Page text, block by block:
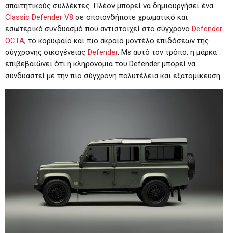
απαιτητικούς συλλέκτες. Πλέον μπορεί να δημιουργήσει ένα
Classic Defender V8 σε οποιονδήποτε χρωματικό και
εσωτερικό συνδυασμό που αντιστοιχεί στο σύγχρονο Defender
OCTA, το κορυφαίο και πιο ακραίο μοντέλο επιδόσεων της
σύγχρονης οικογένειας Defender. Με αυτό τον τρόπο, η μάρκα
επιβεβαιώνει ότι η κληρονομιά του Defender μπορεί να
συνδυαστεί με την πιο σύγχρονη πολυτέλεια και εξατομίκευση.